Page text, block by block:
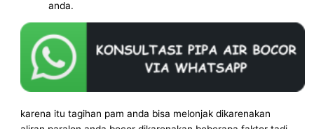
anda.
karena itu tagihan pam anda bisa melonjak dikarenakan